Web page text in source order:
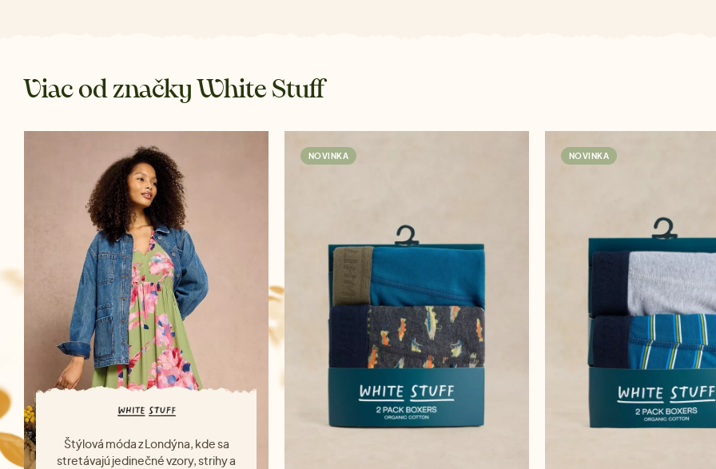
Viac od značky White Stuff
Štýlová móda z Londýna, kde sa
stretávajú jedinečné vzory, strihy a
NOVINKA NOVINKA